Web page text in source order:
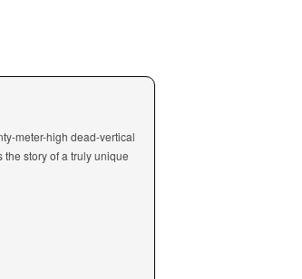
meter-high dead-vertical
story of a truly unique